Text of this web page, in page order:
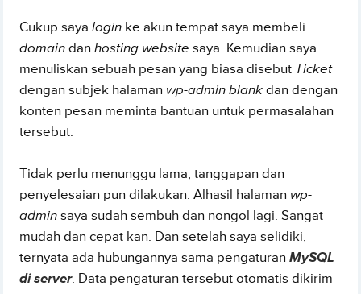
Cukup sayalogin ke akun tempat saya membeli
domaindanhosting websitesaya. Kemudian saya
menuliskan sebuah pesan yang biasa disebut Ticket
dengan subjek halaman wp-admin blankdan dengan
konten pesan meminta bantuan untuk permasalahan
tersebut.
Tidak perlu menunggu lama, tanggapan dan
penyelesaian pun dilakukan. Alhasil halaman wp-
adminsaya sudah sembuh dan nongol lagi. Sangat
mudah dan cepat kan. Dan setelah saya selidiki,
ternyata ada hubungannya sama pengaturanMySQL
di server. Data pengaturan tersebut otomatis dikirim